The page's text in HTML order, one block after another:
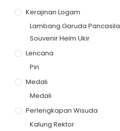
Kerajinan Logam
Lambang Garuda Pancasila
Souvenir Helm Ukir
Lencana
Pin
Medali
Medali
Perlengkapan Wisuda
Kalung Rektor